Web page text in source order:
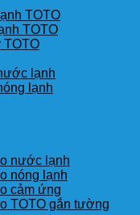
TOTO
TOTO
TOTO
lạnh
lạnh
nước lạnh
nóng lạnh
cảm ứng
TOTO gắn tường